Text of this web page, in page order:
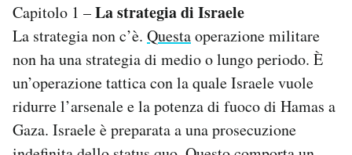
Newsletter
Notifiche mobile
Regala il Post
Hai bisogno di aiuto?
Esci
Capitolo 1 –La strategia di Israele
La strategia non c’è. Questaoperazione militare
non ha una strategia di medio o lungo periodo. È
un’operazione tattica con la quale Israele vuole
ridurre l’arsenale e la potenza di fuoco di Hamas a
Gaza. Israele è preparata a una prosecuzione